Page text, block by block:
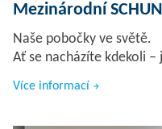
Mezinárodní
Naše pobočky ve světě.
Ať se nacházíte kdekoli –
Více informací